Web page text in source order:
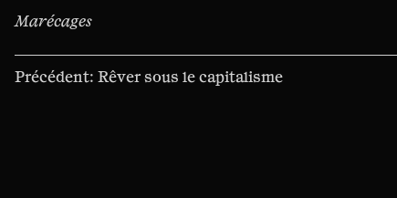
Marécages
Navigation
Précédent: Rêver sous le capitalisme